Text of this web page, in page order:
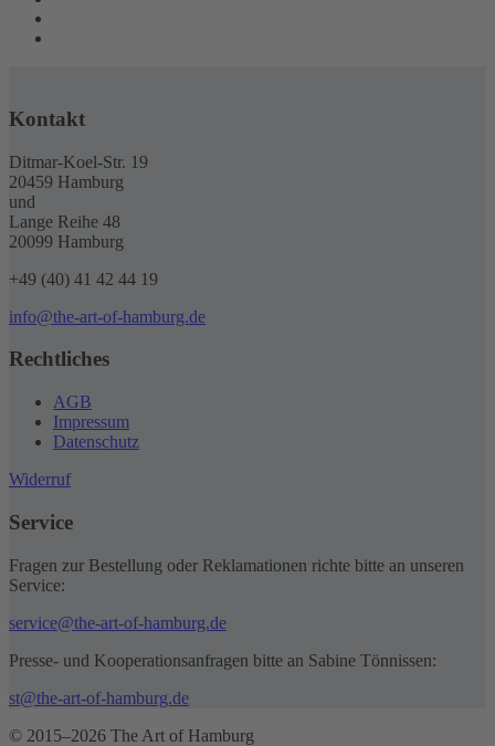
Kontakt
Ditmar-Koel-Str. 19
20459 Hamburg
und
Lange Reihe 48
20099 Hamburg
+49 (40) 41 42 44 19
info@the-art-of-hamburg.de
Rechtliches
AGB
Impressum
Datenschutz
Widerruf
Service
Fragen zur Bestellung oder Reklamationen richte bitte an unseren
Service:
service@the-art-of-hamburg.de
Presse- und Kooperationsanfragen bitte an Sabine Tönnissen:
st@the-art-of-hamburg.de
© 2015–2026 The Art of Hamburg